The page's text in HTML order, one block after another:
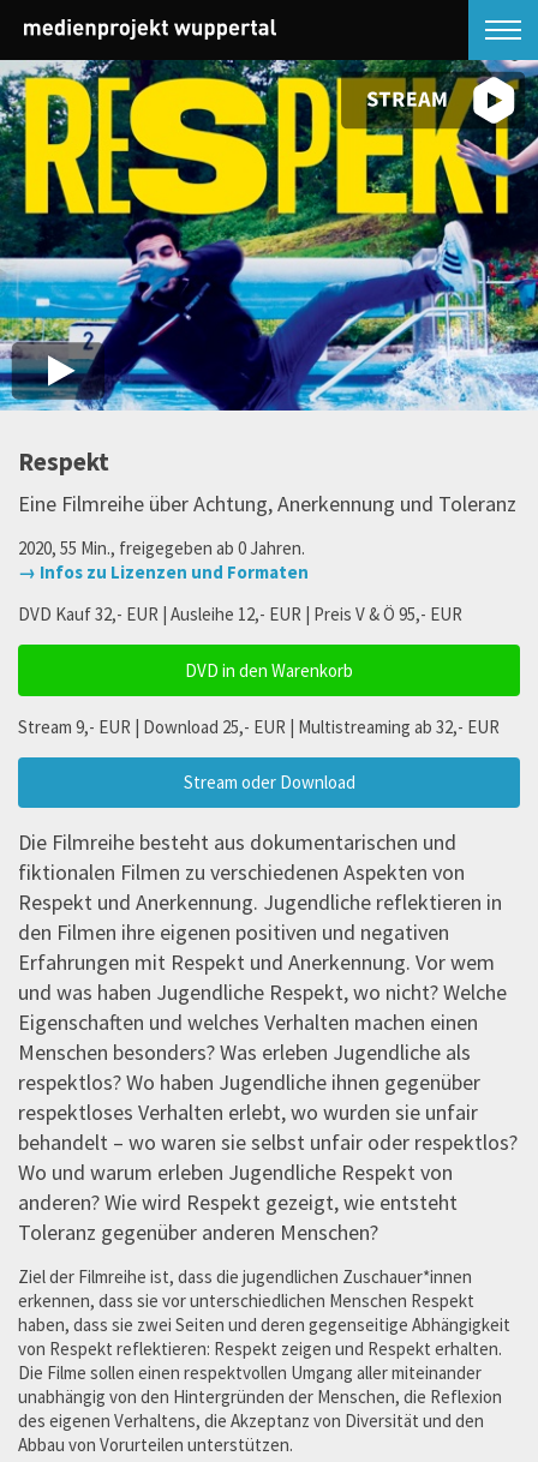
Respekt
Eine Filmreihe über Achtung, Anerkennung und Toleranz
2020, 55 Min., freigegeben ab 0 Jahren.
→ Infos zu Lizenzen und Formaten
DVD Kauf 32,- EUR | Ausleihe 12,- EUR | Preis V & Ö 95,- EUR
DVD in den Warenkorb
Stream 9,- EUR | Download 25,- EUR | Multistreaming ab 32,- EUR
Stream oder Download
Die Filmreihe besteht aus dokumentarischen und
fiktionalen Filmen zu verschiedenen Aspekten von
Respekt und Anerkennung. Jugendliche reflektieren in
den Filmen ihre eigenen positiven und negativen
Erfahrungen mit Respekt und Anerkennung. Vor wem
und was haben Jugendliche Respekt, wo nicht? Welche
Eigenschaften und welches Verhalten machen einen
Menschen besonders? Was erleben Jugendliche als
respektlos? Wo haben Jugendliche ihnen gegenüber
respektloses Verhalten erlebt, wo wurden sie unfair
behandelt – wo waren sie selbst unfair oder respektlos?
Wo und warum erleben Jugendliche Respekt von
anderen? Wie wird Respekt gezeigt, wie entsteht
Toleranz gegenüber anderen Menschen?
Ziel der Filmreihe ist, dass die jugendlichen Zuschauer*innen
erkennen, dass sie vor unterschiedlichen Menschen Respekt
haben, dass sie zwei Seiten und deren gegenseitige Abhängigkeit
von Respekt reflektieren: Respekt zeigen und Respekt erhalten.
Die Filme sollen einen respektvollen Umgang aller miteinander
unabhängig von den Hintergründen der Menschen, die Reflexion
des eigenen Verhaltens, die Akzeptanz von Diversität und den
Abbau von Vorurteilen unterstützen.